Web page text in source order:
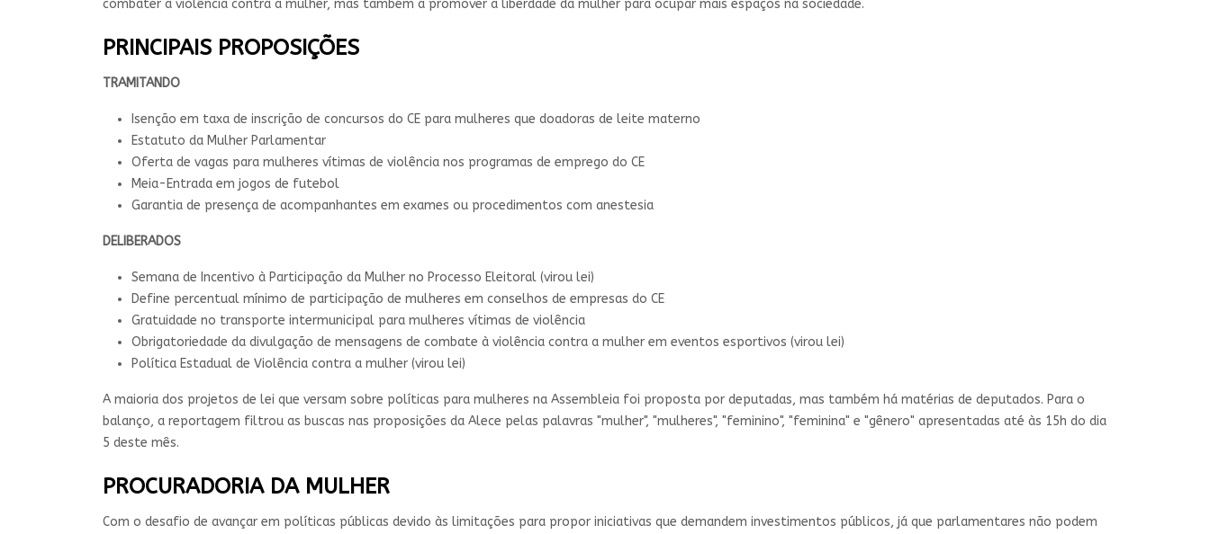
combater a violência contra a mulher, mas também a promover a liberdade da mulher para ocupar mais espaços na sociedade.
PRINCIPAIS PROPOSIÇÕES
TRAMITANDO
Isenção em taxa de inscrição de concursos do CE para mulheres que doadoras de leite materno
Estatuto da Mulher Parlamentar
Oferta de vagas para mulheres vítimas de violência nos programas de emprego do CE
Meia-Entrada em jogos de futebol
Garantia de presença de acompanhantes em exames ou procedimentos com anestesia
DELIBERADOS
Semana de Incentivo à Participação da Mulher no Processo Eleitoral (virou lei)
Define percentual mínimo de participação de mulheres em conselhos de empresas do CE
Gratuidade no transporte intermunicipal para mulheres vítimas de violência
Obrigatoriedade da divulgação de mensagens de combate à violência contra a mulher em eventos esportivos (virou lei)
Política Estadual de Violência contra a mulher (virou lei)
A maioria dos projetos de lei que versam sobre políticas para mulheres na Assembleia foi proposta por deputadas, mas também há matérias de deputados. Para o
balanço, a reportagem filtrou as buscas nas proposições da Alece pelas palavras "mulher", "mulheres", "feminino", "feminina" e "gênero" apresentadas até às 15h do dia
5 deste mês.
PROCURADORIA DA MULHER
Com o desafio de avançar em políticas públicas devido às limitações para propor iniciativas que demandem investimentos públicos, já que parlamentares não podem